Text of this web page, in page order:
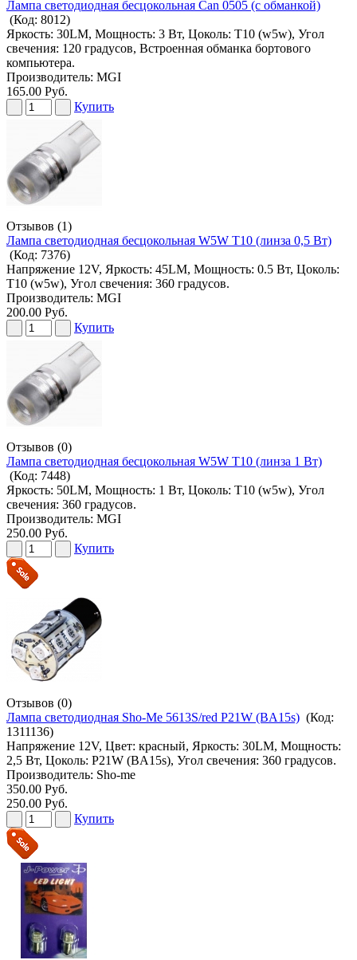
Лампа светодиодная бесцокольная Can 0505 (с обманкой)
(Код: 8012)
Яркость: 30LM, Мощность: 3 Вт, Цоколь: T10 (w5w), Угол
свечения: 120 градусов, Встроенная обманка бортового
компьютера.
Производитель: MGI
165.00 Руб.
Купить
Отзывов (1)
Лампа светодиодная бесцокольная W5W T10 (линза 0,5 Вт)
(Код: 7376)
Напряжение 12V, Яркость: 45LM, Мощность: 0.5 Вт, Цоколь:
T10 (w5w), Угол свечения: 360 градусов.
Производитель: MGI
200.00 Руб.
Купить
Отзывов (0)
Лампа светодиодная бесцокольная W5W T10 (линза 1 Вт)
(Код: 7448)
Яркость: 50LM, Мощность: 1 Вт, Цоколь: T10 (w5w), Угол
свечения: 360 градусов.
Производитель: MGI
250.00 Руб.
Купить
Отзывов (0)
Лампа светодиодная Sho-Me 5613S/red P21W (BA15s) (Код:
1311136)
Напряжение 12V, Цвет: красный, Яркость: 30LM, Мощность:
2,5 Вт, Цоколь: P21W (BA15s), Угол свечения: 360 градусов.
Производитель: Sho-me
350.00 Руб.
250.00 Руб.
Купить